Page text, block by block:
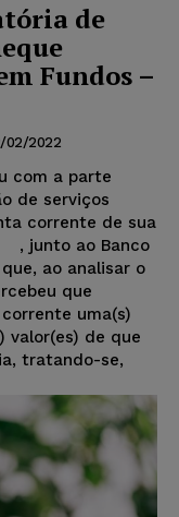
de
Fundos –
02/2022
com a parte
de serviços
corrente de sua
junto ao Banco
ao analisar o
que
uma(s)
valor(es) de que
tratando-se,